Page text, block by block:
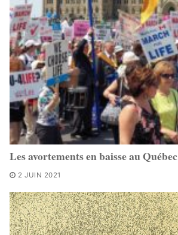
Les avortements en baisse au Québec
2 JUIN 2021